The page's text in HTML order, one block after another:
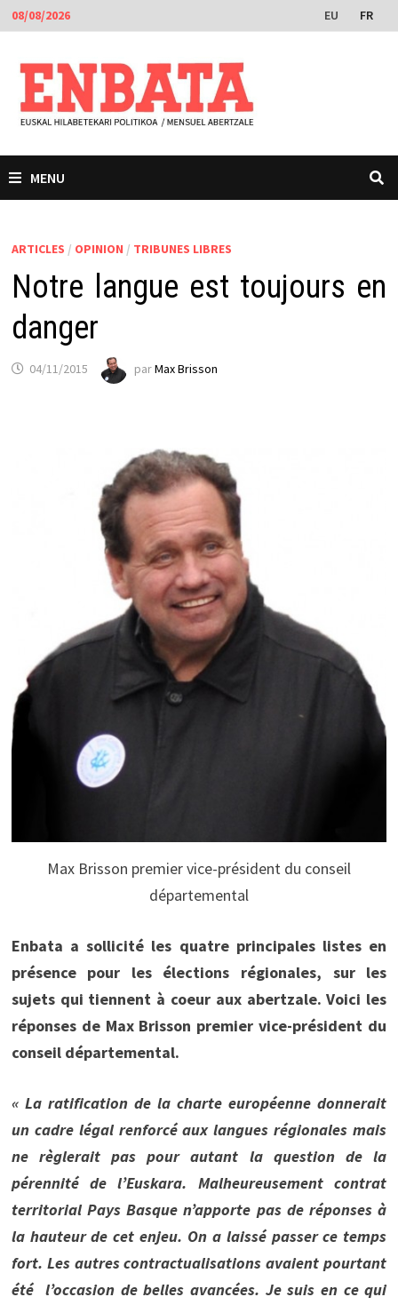
Passer
au
contenu
08/08/2026 EU FR
MENU
ARTICLES / OPINION / TRIBUNES LIBRES
Notre langue est toujours en
danger
04/11/2015 parMax Brisson
Max Brisson premier vice-président du conseil
départemental
Enbata a sollicité les quatre principales listes en
présence pour les élections régionales, sur les
sujets qui tiennent à coeur aux abertzale. Voici les
réponses de Max Brisson premier vice-président du
conseil départemental.
« La ratification de la charte européenne donnerait
un cadre légal renforcé aux langues régionales mais
ne règlerait pas pour autant la question de la
pérennité de l’Euskara. Malheureusement contrat
territorial Pays Basque n’apporte pas de réponses à
la hauteur de cet enjeu. On a laissé passer ce temps
fort. Les autres contractualisations avaient pourtant
été l’occasion de belles avancées. Je suis en ce qui